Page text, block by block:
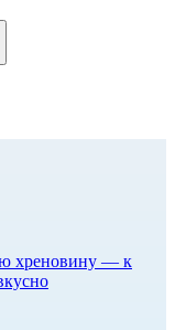
хреновину — к